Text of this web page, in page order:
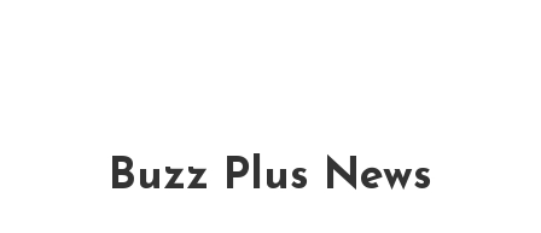
Buzz Plus News